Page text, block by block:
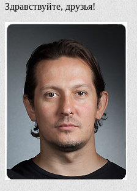
Здравствуйте, друзья!